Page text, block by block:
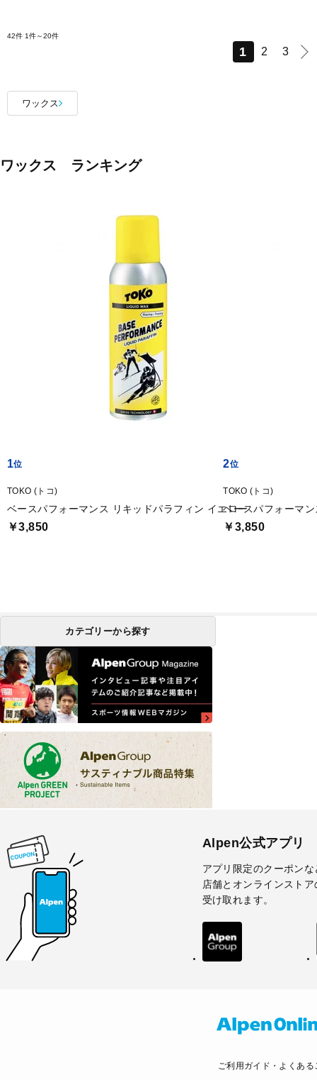
42件 1件～20件
1 2 3
ワックス
ワックス ランキング
1
TOKO (トコ)
ベースパフォーマンス リキッドパラフィン イエロー
￥3,850
2
TOKO (トコ)
ベースパフォーマ
￥3,850
カテゴリーから探す
Alpen公式アプリ
アプリ限定のクーポンな
店舗とオンラインスト
受け取れます。
ご利用ガイド・よくある